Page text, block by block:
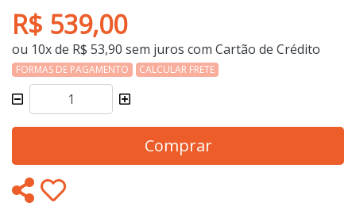
R$ 539,00
ou 10x de R$ 53,90 sem juros com Cartão de Crédito
FORMAS DE PAGAMENTO CALCULAR FRETE
Comprar